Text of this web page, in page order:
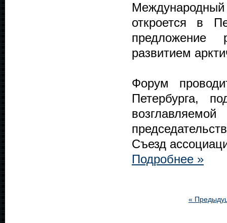
откроется в
предложение
развитием
Форум
Петербурга,
Съезд
Подробнее »
«